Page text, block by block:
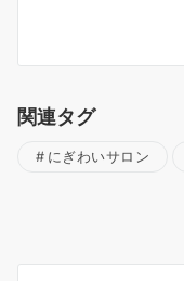
関連タグ
にぎわいサロン
稿